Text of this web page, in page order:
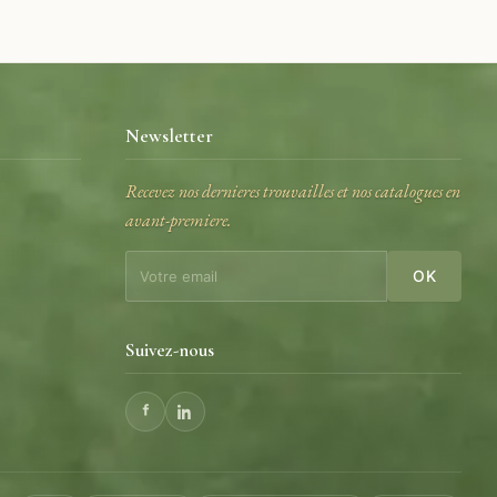
Newsletter
Recevez nos dernieres trouvailles et nos catalogues en
avant-premiere.
OK
Suivez-nous